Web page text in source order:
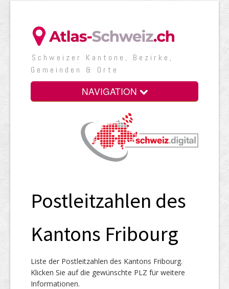
Schweizer Kantone, Bezirke,
Gemeinden & Orte
NAVIGATION
Postleitzahlen des
Kantons Fribourg
Liste der Postleitzahlen des Kantons Fribourg.
Klicken Sie auf die gewünschte PLZ für weitere
Informationen.